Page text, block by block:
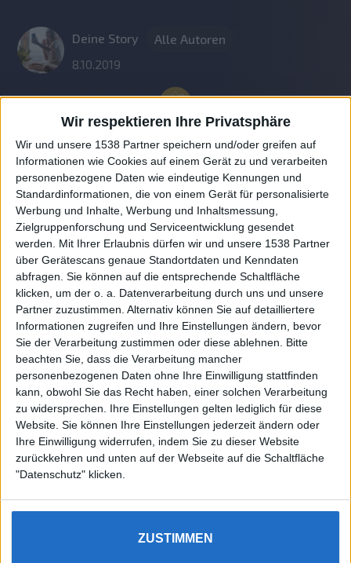
Wir respektieren Ihre Privatsphäre
Wir und unsere 1538 Partner speichern und/oder greifen auf
Informationen wie Cookies auf einem Gerät zu und verarbeiten
personenbezogene Daten wie eindeutige Kennungen und
Standardinformationen, die von einem Gerät für personalisierte
Werbung und Inhalte, Werbung und Inhaltsmessung,
Zielgruppenforschung und Serviceentwicklung gesendet
werden.
Mit Ihrer Erlaubnis dürfen wir und unsere 1538 Partner
über Gerätescans genaue Standortdaten und Kenndaten
abfragen. Sie können auf die entsprechende Schaltfläche
klicken, um der o. a. Datenverarbeitung durch uns und unsere
Partner zuzustimmen. Alternativ können Sie auf detailliertere
Informationen zugreifen und Ihre Einstellungen ändern, bevor
Sie der Verarbeitung zustimmen oder diese ablehnen.
Bitte
beachten Sie, dass die Verarbeitung mancher
personenbezogenen Daten ohne Ihre Einwilligung stattfinden
kann, obwohl Sie das Recht haben, einer solchen Verarbeitung
zu widersprechen. Ihre Einstellungen gelten lediglich für diese
Website. Sie können Ihre Einstellungen jederzeit ändern oder
Ihre Einwilligung widerrufen, indem Sie zu dieser Website
zurückkehren und unten auf der Webseite auf die Schaltfläche
"Datenschutz" klicken.
ZUSTIMMEN
Deine Story
Alle Autoren
8.10.2019
Auf DESMONDO findet Ihr Inspirationen für
individuelles, gemütliches und intelligentes Wohnen,
die aktuellsten Einrichtungstrends und Informatives zu
neuesten Smart Home Systemen.
About
DESMONDO Suche
Kooperationen
Rechtliches
Impressum
Datenschutz
Sitemap
4